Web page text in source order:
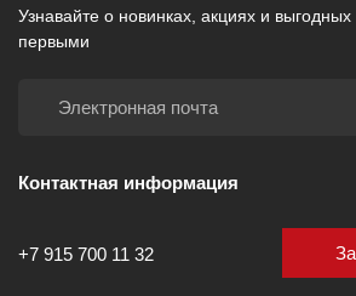
Узнавайте о новинках, акциях и
первыми
Контактная информация
+7 915 700 11 32